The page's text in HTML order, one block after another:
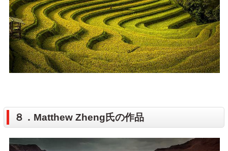
８．Matthew Zheng氏の作品